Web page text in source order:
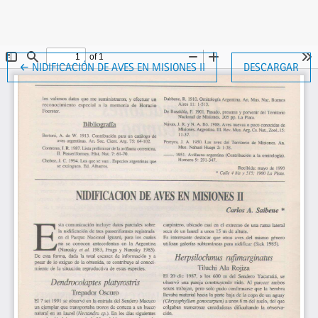
←VOLVER A LOS DETALLES DEL ARTÍCULO
NIDIFICACIÓN DE AVES EN MISIONES II DESCARGAR